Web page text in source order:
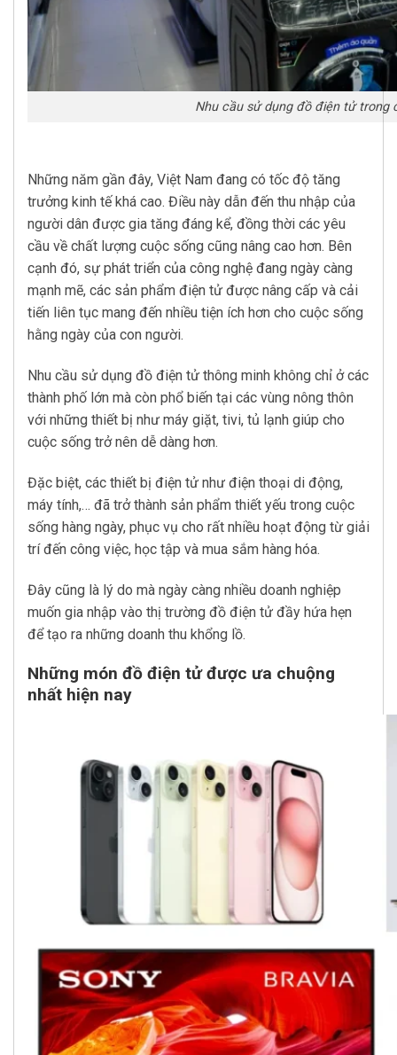
Nhu cầu sử dụng đồ điện tử trong
Những năm gần đây, Việt Nam đang có tốc độ tăng
trưởng kinh tế khá cao. Điều này dẫn đến thu nhập của
người dân được gia tăng đáng kể, đồng thời các yêu
cầu về chất lượng cuộc sống cũng nâng cao hơn. Bên
cạnh đó, sự phát triển của công nghệ đang ngày càng
mạnh mẽ, các sản phẩm điện tử được nâng cấp và cải
tiến liên tục mang đến nhiều tiện ích hơn cho cuộc sống
hằng ngày của con người.
Nhu cầu sử dụng đồ điện tử thông minh không chỉ ở các
thành phố lớn mà còn phổ biến tại các vùng nông thôn
với những thiết bị như máy giặt, tivi, tủ lạnh giúp cho
cuộc sống trở nên dễ dàng hơn.
Đặc biệt, các thiết bị điện tử như điện thoại di động,
máy tính,… đã trở thành sản phẩm thiết yếu trong cuộc
sống hàng ngày, phục vụ cho rất nhiều hoạt động từ giải
trí đến công việc, học tập và mua sắm hàng hóa.
Đây cũng là lý do mà ngày càng nhiều doanh nghiệp
muốn gia nhập vào thị trường đồ điện tử đầy hứa hẹn
để tạo ra những doanh thu khổng lồ.
Những món đồ điện tử được ưa chuộng
nhất hiện nay